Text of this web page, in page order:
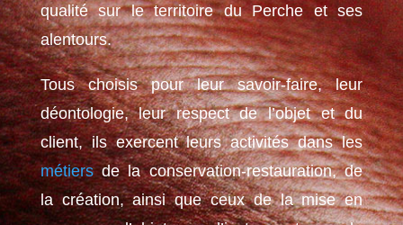
qualité sur le territoire du Perche et ses
alentours.
Tous choisis pour leur savoir-faire, leur
déontologie, leur respect de l’objet et du
client, ils exercent leurs activités dans les
métiersde la conservation-restauration, de
la création, ainsi que ceux de la mise en